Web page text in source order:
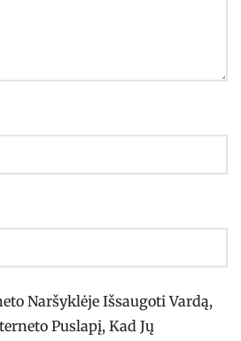
Naršyklėje Išsaugoti Vardą,
Puslapį, Kad Jų